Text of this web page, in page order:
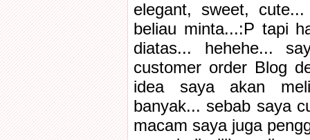
elegant, sweet,
beliau minta...:P tapi
diatas... hehehe...
customer order Blog
idea saya akan
banyak... sebab saya
macam saya juga